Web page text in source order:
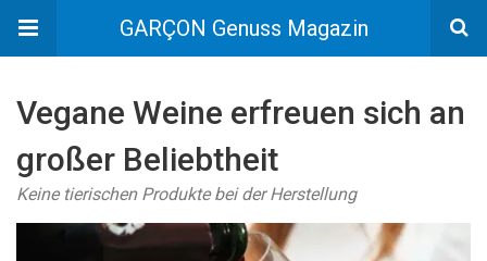
GARÇON Genuss Magazin
Vegane Weine erfreuen sich an
großer Beliebtheit
Keine tierischen Produkte bei der Herstellung